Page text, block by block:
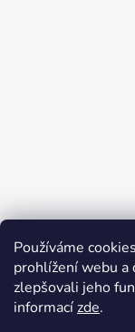
Používáme
prohlížení webu a
zlepšovali jeho
informacízde.